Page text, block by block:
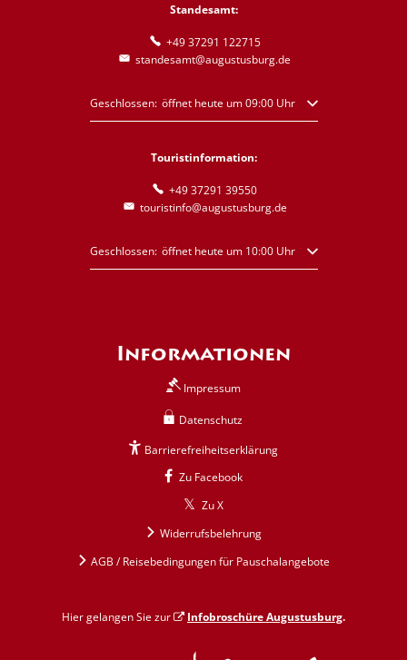
Standesamt:
+49 37291 122715
standesamt@augustusburg.de
Klicken, um weitere Öffnungs- oder Schließzeiten
Geschlossen: öffnet heute um 09:00 Uhr
Touristinformation:
+49 37291 39550
touristinfo@augustusburg.de
Klicken, um weitere Öffnungs- oder Schließzeiten
Geschlossen: öffnet heute um 10:00 Uhr
Informationen
Impressum
Datenschutz
Barrierefreiheitserklärung
Zu Facebook
Zu X
Widerrufsbelehrung
AGB / Reisebedingungen für Pauschalangebote
Hier gelangen Sie zur Infobroschüre Augustusburg.